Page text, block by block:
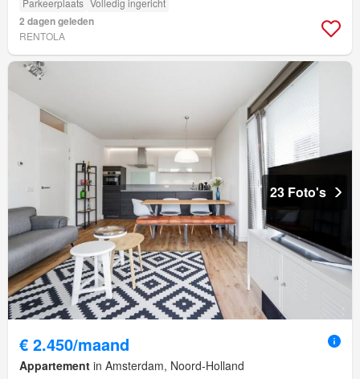
2 dagen geleden
RENTOLA
23 Foto's
€ 2.450/maand
Appartement in Amsterdam, Noord-Holland